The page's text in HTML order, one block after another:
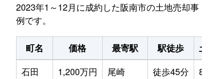
2023年1～12月に成約した阪南市の土地売却事
例です。
町名 価格 最寄駅 駅徒歩
土
石田
1,200万円 尾崎 徒歩45分